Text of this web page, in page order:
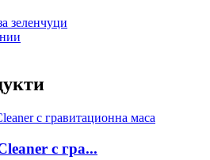
зеленчуци
с гра...